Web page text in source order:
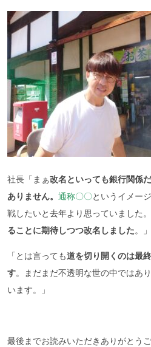
社長「まぁ改名といっても銀行関係
ありません。 通称〇〇というイメー
戦したいと去年より思っていました。
ることに期待しつつ改名しました。」
「とは言っても道を切り開くのは最
す。まだまだ不透明な世の中ではあ
います。」
最後までお読みいただきありがとう